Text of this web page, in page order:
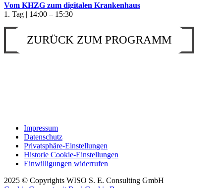
Vom KHZG zum digitalen Krankenhaus
1. Tag | 14:00 – 15:30
ZURÜCK ZUM PROGRAMM
Impressum
Datenschutz
Privatsphäre-Einstellungen
Historie Cookie-Einstellungen
Einwilligungen widerrufen
2025 © Copyrights WISO S. E. Consulting GmbH